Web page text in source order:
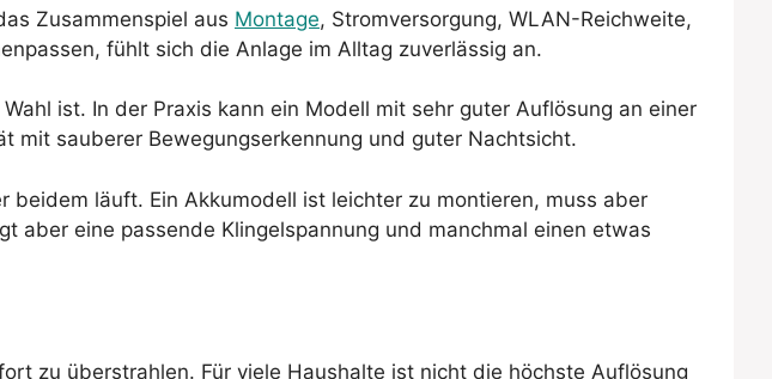
Zusammenspiel aus Montage, Stromversorgung, WLAN-Reichweite,
fühlt sich die Anlage im Alltag zuverlässig an.
ist. In der Praxis kann ein Modell mit sehr guter Auflösung an einer
mit sauberer Bewegungserkennung und guter Nachtsicht.
läuft. Ein Akkumodell ist leichter zu montieren, muss aber
aber eine passende Klingelspannung und manchmal einen etwas
zu überstrahlen. Für viele Haushalte ist nicht die höchste Auflösung